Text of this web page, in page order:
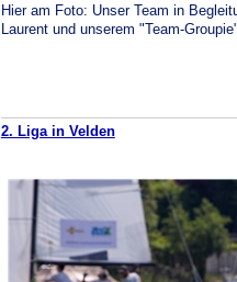
Hier am Foto: Unser Team in
Laurent und unserem "Team-
2. Liga in Velden